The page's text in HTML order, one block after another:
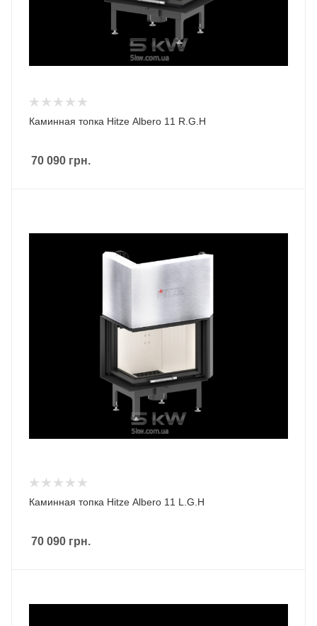
Каминная топка Hitze Albero 11 R.G.H
70 090 грн.
Каминная топка Hitze Albero 11 L.G.H
70 090 грн.